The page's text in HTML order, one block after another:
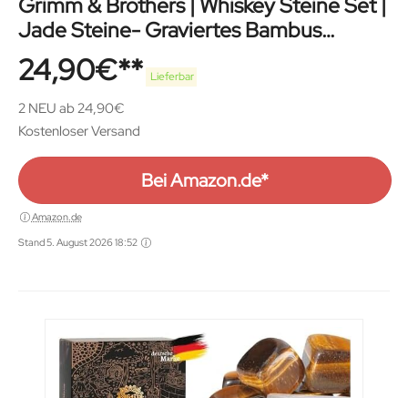
Grimm & Brothers | Whiskey Steine Set |
Jade Steine- Graviertes Bambus
Gestell- Kühlsteine
24,90€ Lieferbar
2 NEU ab 24,90€
Kostenloser Versand
Bei Amazon.de*
Amazon.de
Stand 5. August 2026 18:52